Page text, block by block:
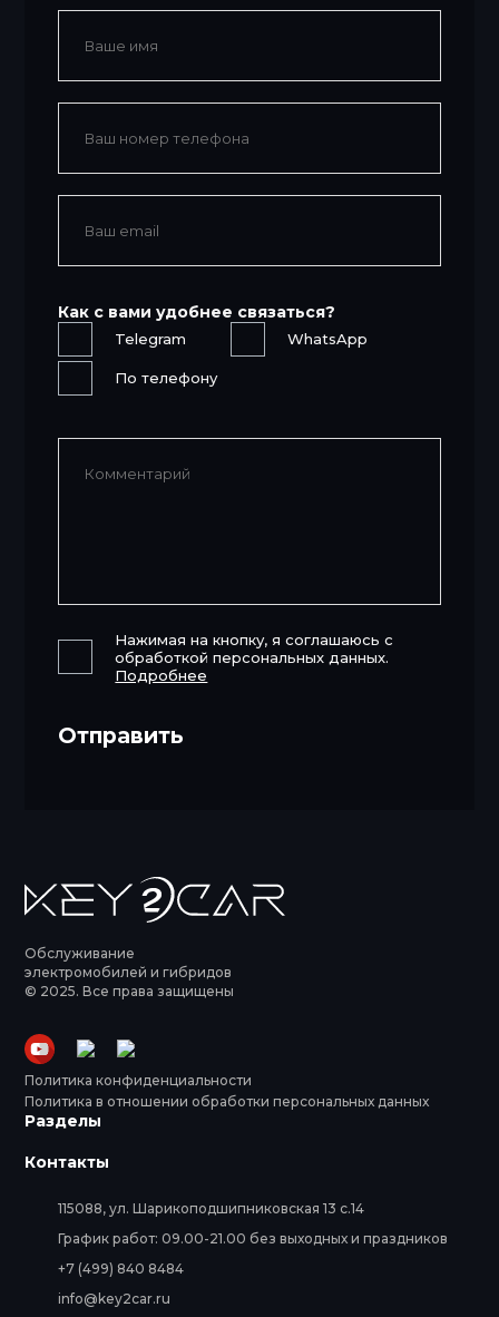
Как с вами удобнее связаться?
Telegram WhatsApp
По телефону
Нажимая на кнопку, я соглашаюсь с
обработкой персональных данных.
Подробнее
Обслуживание
электромобилей и гибридов
© 2025. Все права защищены
Политика конфиденциальности
Политика в отношении обработки персональных данных
Разделы
Контакты
115088, ул. Шарикоподшипниковская 13 с.14
График работ: 09.00-21.00 без выходных и праздников
+7 (499) 840 8484
info@key2car.ru